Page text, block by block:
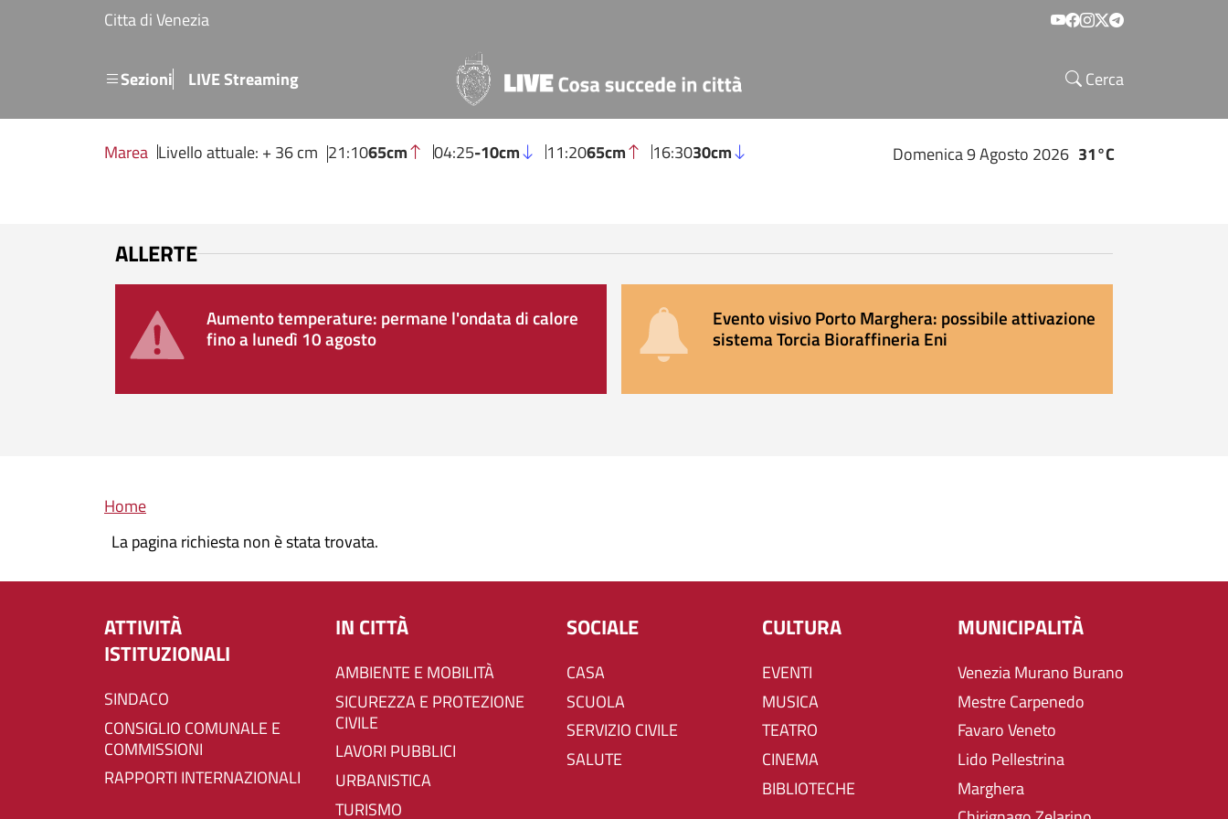
Salta al contenuto principale
Citta di Venezia Social menu
SezioniMenu secondario
LIVE Streaming Cerca
Marea Livello attuale: + 36 cm 21:1065cm 04:25-10cm 11:2065cm 16:3030cm Domenica 9 Agosto 2026 31°C
ALLERTE
Aumento temperature: permane l'ondata di calore
fino a lunedì 10 agosto
Evento visivo Porto Marghera: possibile attivazione
sistema Torcia Bioraffineria Eni
Briciole di pane
Home
La pagina richiesta non è stata trovata.
ATTIVITÀ
ISTITUZIONALI
SINDACO
CONSIGLIO COMUNALE E
COMMISSIONI
RAPPORTI INTERNAZIONALI
IN CITTÀ
AMBIENTE E MOBILITÀ
SICUREZZA E PROTEZIONE
CIVILE
LAVORI PUBBLICI
URBANISTICA
TURISMO
SOCIALE
CASA
SCUOLA
SERVIZIO CIVILE
SALUTE
CULTURA
EVENTI
MUSICA
TEATRO
CINEMA
BIBLIOTECHE
MUNICIPALITÀ
Venezia Murano Burano
Mestre Carpenedo
Favaro Veneto
Lido Pellestrina
Marghera